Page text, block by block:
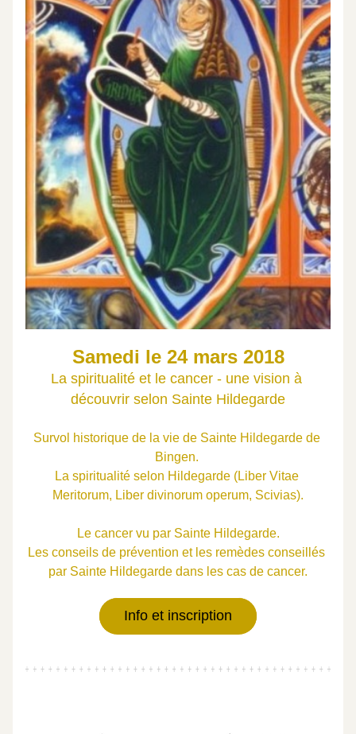
Samedi le 24 mars 2018
La spiritualité et le cancer - une vision à
découvrir selon Sainte Hildegarde
Survol historique de la vie de Sainte Hildegarde de
Bingen.
La spiritualité selon Hildegarde (Liber Vitae
Meritorum, Liber divinorum operum, Scivias).
Le cancer vu par Sainte Hildegarde.
Les conseils de prévention et les remèdes conseillés
par Sainte Hildegarde dans les cas de cancer.
Info et inscription